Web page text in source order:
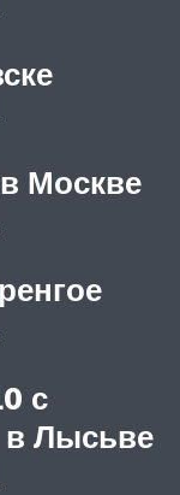
Москве
с
в Лысьве